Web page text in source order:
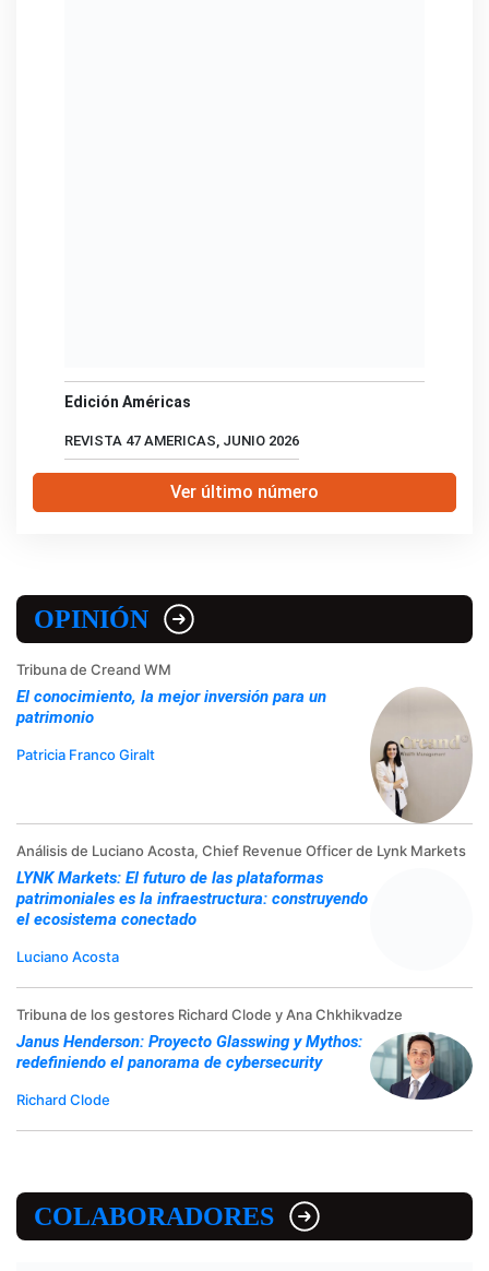
Edición Américas
REVISTA 47 AMERICAS, JUNIO 2026
Ver último número
OPINIÓN
Tribuna de Creand WM
El conocimiento, la mejor inversión para un
patrimonio
Patricia Franco Giralt
Análisis de Luciano Acosta, Chief Revenue Officer de Lynk Markets
LYNK Markets: El futuro de las plataformas
patrimoniales es la infraestructura: construyendo
el ecosistema conectado
Luciano Acosta
Tribuna de los gestores Richard Clode y Ana Chkhikvadze
Janus Henderson: Proyecto Glasswing y Mythos:
redefiniendo el panorama de cybersecurity
Richard Clode
COLABORADORES